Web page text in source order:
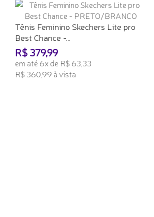
Tênis Feminino Skechers Lite pro
Best Chance -...
R$ 379,99
em até 6x de R$ 63,33
R$ 360,99 à vista